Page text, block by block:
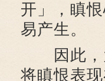
开」，瞋恨
易产生。
因此，
将瞋恨表